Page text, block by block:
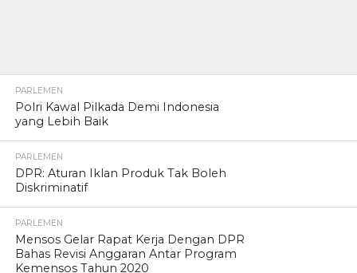
PARLEMEN
Polri Kawal Pilkada Demi Indonesia
yang Lebih Baik
PARLEMEN
DPR: Aturan Iklan Produk Tak Boleh
Diskriminatif
PARLEMEN
Mensos Gelar Rapat Kerja Dengan DPR
Bahas Revisi Anggaran Antar Program
Kemensos Tahun 2020